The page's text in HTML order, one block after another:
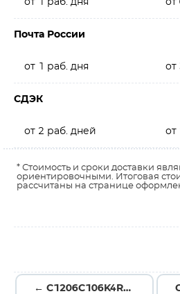
от 1 раб. дня от
Почта России
от 1 раб. дня от
СДЭК
от 2 раб. дней от
* Стоимость и сроки доставки
ориентировочными. Итоговая
рассчитаны на странице
← C1206C106K4RAC7800